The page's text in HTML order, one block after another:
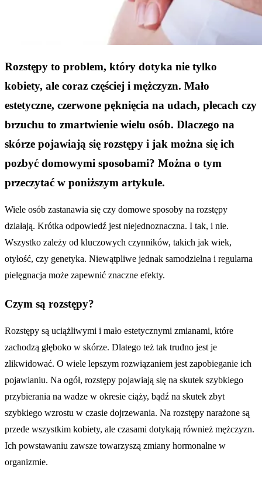
Rozstępy to problem, który dotyka nie tylko
kobiety, ale coraz częściej i mężczyzn. Mało
estetyczne, czerwone pęknięcia na udach, plecach czy
brzuchu to zmartwienie wielu osób. Dlaczego na
skórze pojawiają się rozstępy i jak można się ich
pozbyć domowymi sposobami? Można o tym
przeczytać w poniższym artykule.
Wiele osób zastanawia się czy domowe sposoby na rozstępy
działają. Krótka odpowiedź jest niejednoznaczna. I tak, i nie.
Wszystko zależy od kluczowych czynników, takich jak wiek,
otyłość, czy genetyka. Niewątpliwe jednak samodzielna i regularna
pielęgnacja może zapewnić znaczne efekty.
Czym są rozstępy?
Rozstępy są uciążliwymi i mało estetycznymi zmianami, które
zachodzą głęboko w skórze. Dlatego też tak trudno jest je
zlikwidować. O wiele lepszym rozwiązaniem jest zapobieganie ich
pojawianiu. Na ogół, rozstępy pojawiają się na skutek szybkiego
przybierania na wadze w okresie ciąży, bądź na skutek zbyt
szybkiego wzrostu w czasie dojrzewania. Na rozstępy narażone są
przede wszystkim kobiety, ale czasami dotykają również mężczyzn.
Ich powstawaniu zawsze towarzyszą zmiany hormonalne w
organizmie.